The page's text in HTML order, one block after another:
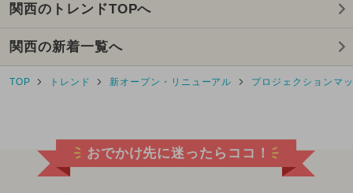
関西のトレンドTOPへ
関西の新着一覧へ
TOP トレンド 新オープン・リニューアル プロジェクションマ
おでかけ先に迷ったらココ！